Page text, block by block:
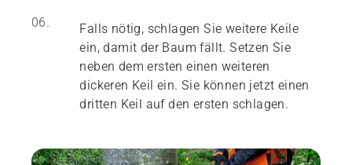
06.
Falls nötig, schlagen Sie weitere Keile
ein, damit der Baum fällt. Setzen Sie
neben dem ersten einen weiteren
dickeren Keil ein. Sie können jetzt einen
dritten Keil auf den ersten schlagen.